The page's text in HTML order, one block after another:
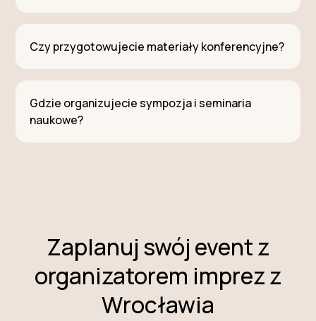
Czy przygotowujecie materiały konferencyjne?
Gdzie organizujecie sympozja i seminaria
naukowe?
Zaplanuj swój event z
organizatorem imprez z
Wrocławia